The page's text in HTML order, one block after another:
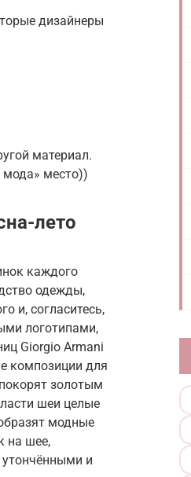
дизайнеры
материал.
мода» место))
лето
каждого
одежды,
и, согласитесь,
логотипами,
Giorgio Armani
композиции для
золотым
шеи целые
модные
на шее,
и